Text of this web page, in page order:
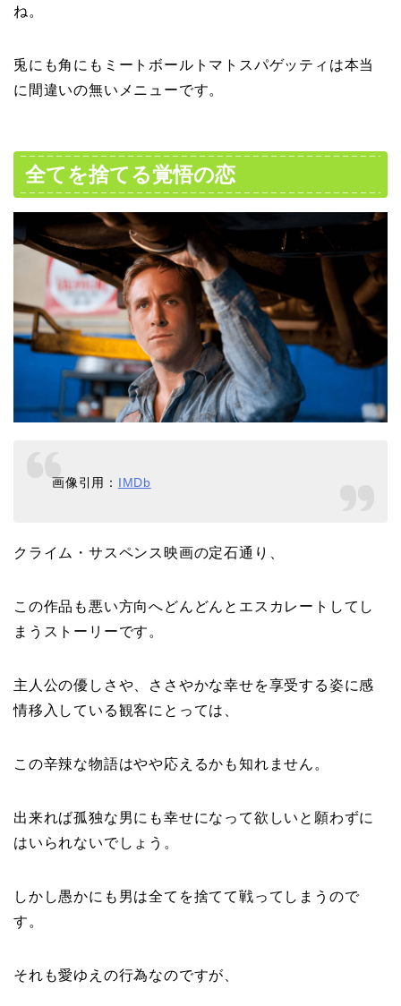
ね。
兎にも角にもミートボールトマトスパゲッティは本当
に間違いの無いメニューです。
全てを捨てる覚悟の恋
画像引用： IMDb
クライム・サスペンス映画の定石通り、
この作品も悪い方向へどんどんとエスカレートしてし
まうストーリーです。
主人公の優しさや、ささやかな幸せを享受する姿に感
情移入している観客にとっては、
この辛辣な物語はやや応えるかも知れません。
出来れば孤独な男にも幸せになって欲しいと願わずに
はいられないでしょう。
しかし愚かにも男は全てを捨てて戦ってしまうので
す。
それも愛ゆえの行為なのですが、